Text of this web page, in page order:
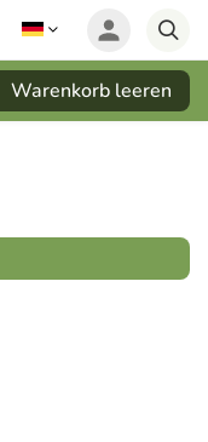
Warenkorb leeren